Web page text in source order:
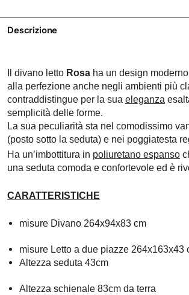
Descrizione
Il divano letto Rosa ha un design
alla perfezione anche negli ambienti più
contraddistingue per la sua eleganza
semplicità delle forme.
La sua peculiarità sta nel comodissimo
(posto sotto la seduta) e nei poggiatesta
Ha un’imbottitura in poliuretano espanso
una seduta comoda e confortevole ed è
CARATTERISTICHE
misure Divano 264x94x83 cm
misure Letto a due piazze 264x163x43
Altezza seduta 43cm
Altezza schienale 83cm da terra